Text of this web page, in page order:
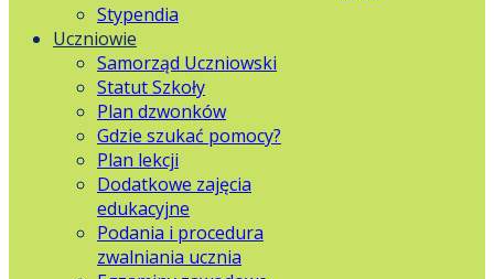
Stypendia
Uczniowie
Samorząd Uczniowski
Statut Szkoły
Plan dzwonków
Gdzie szukać pomocy?
Plan lekcji
Dodatkowe zajęcia
edukacyjne
Podania i procedura
zwalniania ucznia